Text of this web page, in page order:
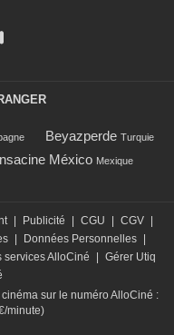
Beyazperde Turquie
México Mexique
| Publicité | CGU | CGV |
| Données Personnelles |
services AlloCiné | Gérer Utiq
sur le numéro AlloCiné :
minute)